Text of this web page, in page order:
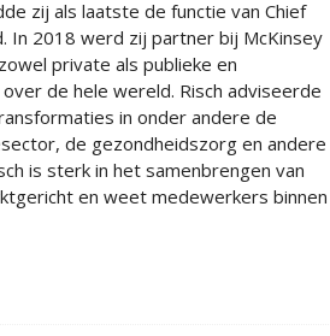
zij als laatste de functie van Chief
In 2018 werd zij partner bij McKinsey
private als publieke en
de hele wereld. Risch adviseerde
in onder andere de
de gezondheidszorg en andere
is sterk in het samenbrengen van
en weet medewerkers binnen